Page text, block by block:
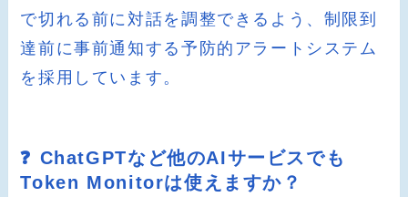
で切れる前に対話を調整できるよう、制限到
達前に事前通知する予防的アラートシステム
を採用しています。
❓ ChatGPTなど他のAIサービスでも
Token Monitorは使えますか？